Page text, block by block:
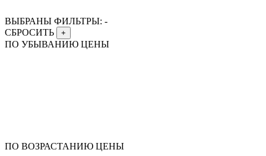
ВЫБРАНЫ ФИЛЬТРЫ: -
СБРОСИТЬ
+
ПО УБЫВАНИЮ ЦЕНЫ
ПО ВОЗРАСТАНИЮ ЦЕНЫ